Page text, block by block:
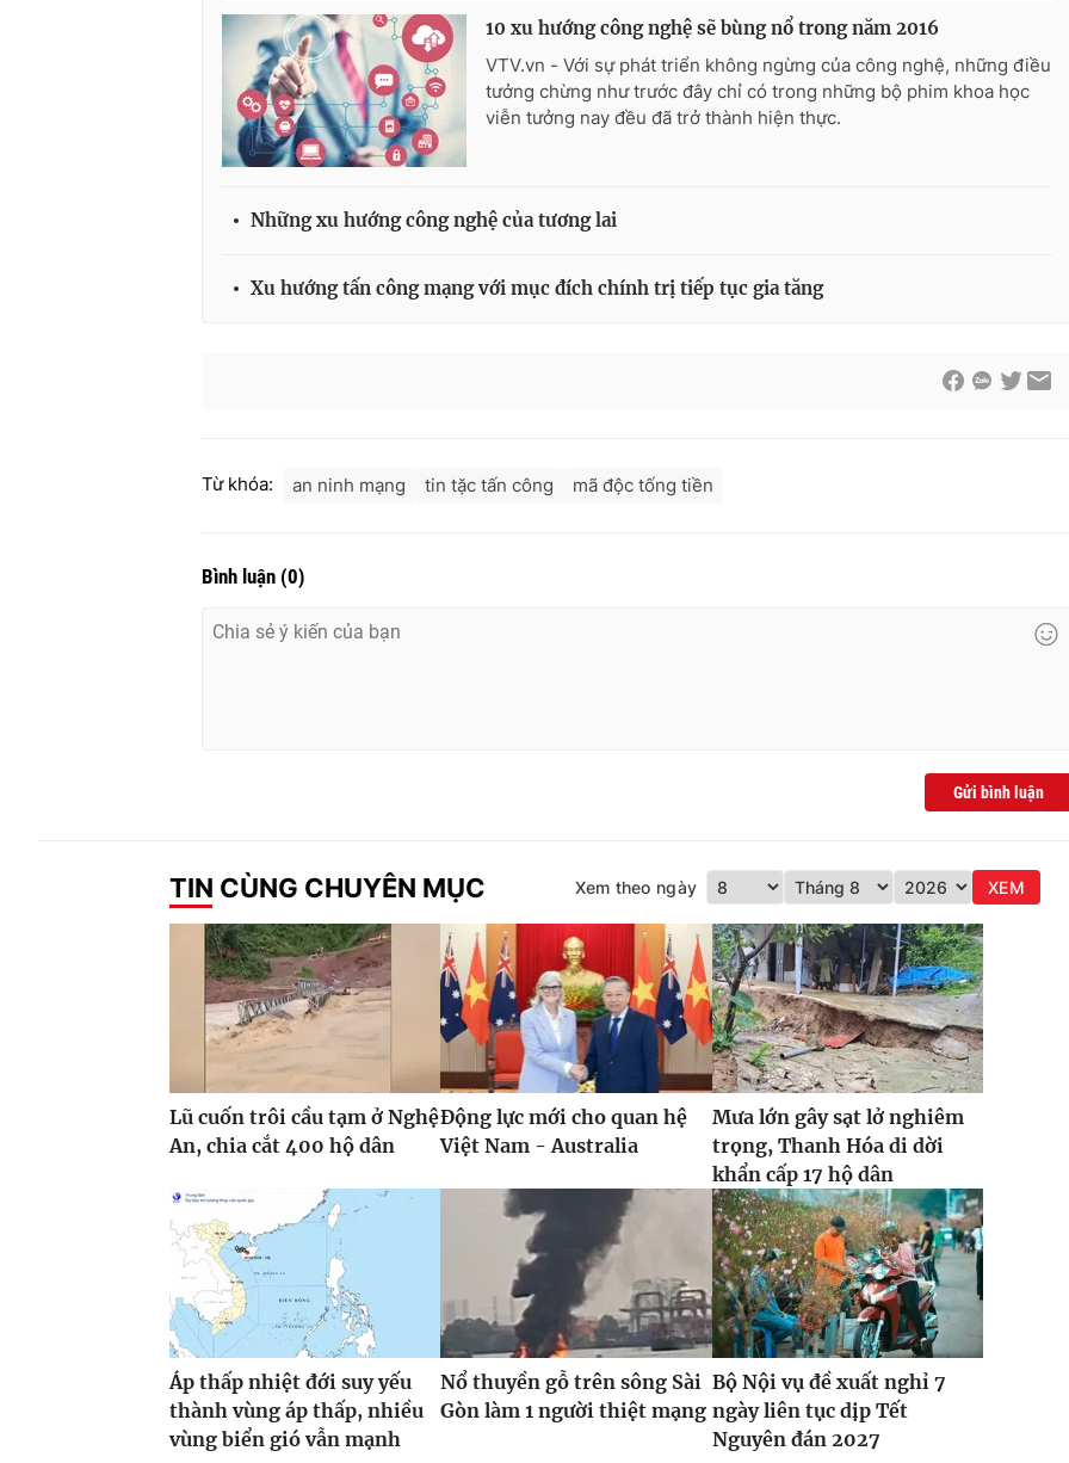
10 xu hướng công nghệ sẽ bùng nổ trong năm 2016
VTV.vn - Với sự phát triển không ngừng của công nghệ, những điều
tưởng chừng như trước đây chỉ có trong những bộ phim khoa học
viễn tưởng nay đều đã trở thành hiện thực.
Những xu hướng công nghệ của tương lai
Xu hướng tấn công mạng với mục đích chính trị tiếp tục gia tăng
Từ khóa: an ninh mạng tin tặc tấn công mã độc tống tiền
Bình luận (0)
Gửi bình luận
TIN CÙNG CHUYÊN MỤC Xem theo ngày XEM
Lũ cuốn trôi cầu tạm ở Nghệ
An, chia cắt 400 hộ dân
Động lực mới cho quan hệ
Việt Nam - Australia
Mưa lớn gây sạt lở nghiêm
trọng, Thanh Hóa di dời
khẩn cấp 17 hộ dân
Áp thấp nhiệt đới suy yếu
thành vùng áp thấp, nhiều
vùng biển gió vẫn mạnh
Nổ thuyền gỗ trên sông Sài
Gòn làm 1 người thiệt mạng
Bộ Nội vụ đề xuất nghỉ 7
ngày liên tục dịp Tết
Nguyên đán 2027